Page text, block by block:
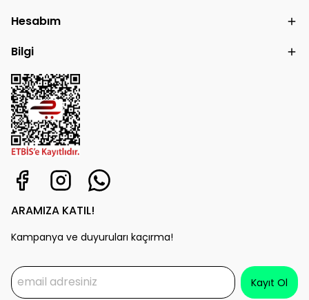
Hesabım
Bilgi
ARAMIZA KATIL!
Kampanya ve duyuruları kaçırma!
Kayıt Ol